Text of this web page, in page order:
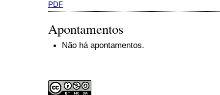
PDF
Apontamentos
Não há apontamentos.